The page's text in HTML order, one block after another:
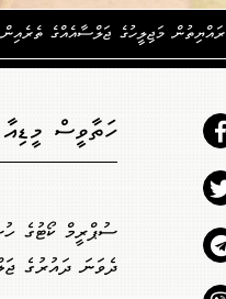
ރައްޔިތުން މަޖިލީހުގެ ޖަލްސާއެއްގެ
ހަތާވީސް މީޑިއާ
ސުޕްރީމް ކޯޓުގެ
ދެވަނަ ދައުރުގެ